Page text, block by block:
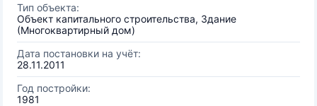
Тип объекта:
Объект капитального строительства, Здание
(Многоквартирный дом)
Дата постановки на учёт:
28.11.2011
Год постройки:
1981